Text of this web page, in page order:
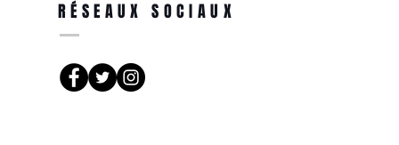
RÉSEAUX SOCIAUX